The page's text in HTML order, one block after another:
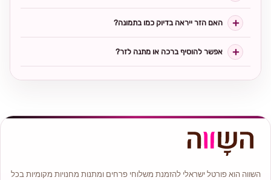
האם הזר ייראה בדיוק כמו בתמונה?
אפשר להוסיף ברכה או מתנה לזר?
השווה הוא פורטל ישראלי להזמנת משלוחי פרחים ומתנות מחנויות מקומיות בכל